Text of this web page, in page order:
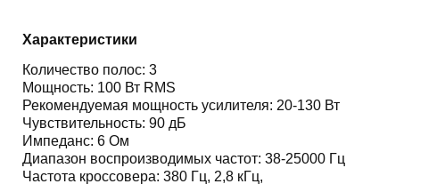
Характеристики
Количество полос: 3
Мощность: 100 Вт RMS
Рекомендуемая мощность усилителя: 20-130 Вт
Чувствительность: 90 дБ
Импеданс: 6 Ом
Диапазон воспроизводимых частот: 38-25000 Гц
Частота кроссовера: 380 Гц, 2,8 кГц,